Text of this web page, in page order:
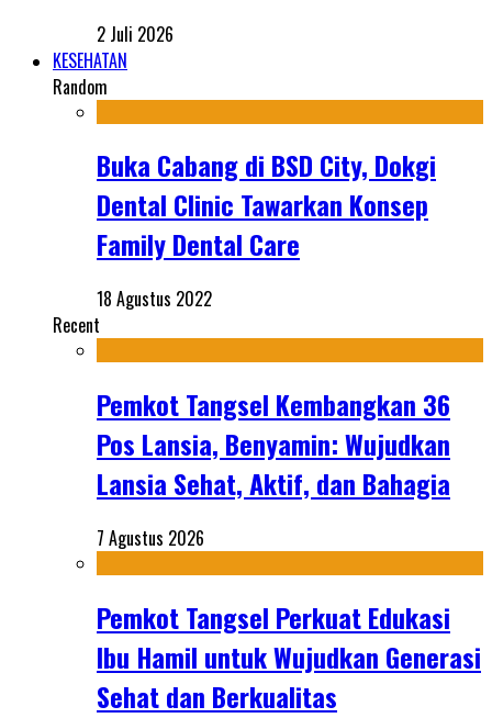
2 Juli 2026
KESEHATAN
Random
Buka Cabang di BSD City, Dokgi
Dental Clinic Tawarkan Konsep
Family Dental Care
18 Agustus 2022
Recent
Pemkot Tangsel Kembangkan 36
Pos Lansia, Benyamin: Wujudkan
Lansia Sehat, Aktif, dan Bahagia
7 Agustus 2026
Pemkot Tangsel Perkuat Edukasi
Ibu Hamil untuk Wujudkan Generasi
Sehat dan Berkualitas